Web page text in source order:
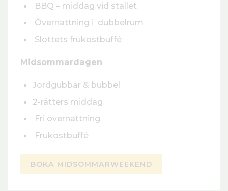
BBQ – middag vid stallet
Övernattning i dubbelrum
Slottets frukostbuffé
Midsommardagen
Jordgubbar & bubbel
2-rätters middag
Fri övernattning
Frukostbuffé
BOKA MIDSOMMARWEEKEND